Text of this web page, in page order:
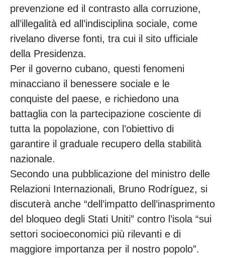
prevenzione ed il contrasto alla corruzione,
all’illegalità ed all’indisciplina sociale, come
rivelano diverse fonti, tra cui il sito ufficiale
della Presidenza.
Per il governo cubano, questi fenomeni
minacciano il benessere sociale e le
conquiste del paese, e richiedono una
battaglia con la partecipazione cosciente di
tutta la popolazione, con l’obiettivo di
garantire il graduale recupero della stabilità
nazionale.
Secondo una pubblicazione del ministro delle
Relazioni Internazionali, Bruno Rodríguez, si
discuterà anche “dell’impatto dell’inasprimento
del bloqueo degli Stati Uniti” contro l’isola “sui
settori socioeconomici più rilevanti e di
maggiore importanza per il nostro popolo”.